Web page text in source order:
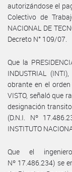
autorizándose el
Colectivo de
NACIONAL DE
Decreto N° 109/07.
Que la
INDUSTRIAL
obrante en el
VISTO, señaló que
designación
(D.N.I. Nº
INSTITUTO
Que el
Nº 17.486.234) se